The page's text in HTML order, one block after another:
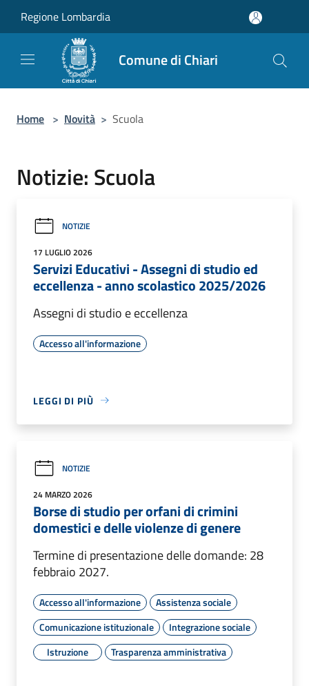
Regione Lombardia
Comune di Chiari
Home > Novità > Scuola
Notizie: Scuola
NOTIZIE
17 LUGLIO 2026
Servizi Educativi - Assegni di studio ed
eccellenza - anno scolastico 2025/2026
Assegni di studio e eccellenza
Accesso all'informazione
LEGGI DI PIÙ
NOTIZIE
24 MARZO 2026
Borse di studio per orfani di crimini
domestici e delle violenze di genere
Termine di presentazione delle domande: 28
febbraio 2027.
Accesso all'informazione
Assistenza sociale
Comunicazione istituzionale
Integrazione sociale
Istruzione
Trasparenza amministrativa